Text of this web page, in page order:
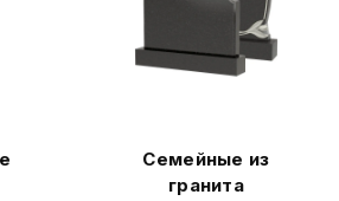
Семейные из
гранита